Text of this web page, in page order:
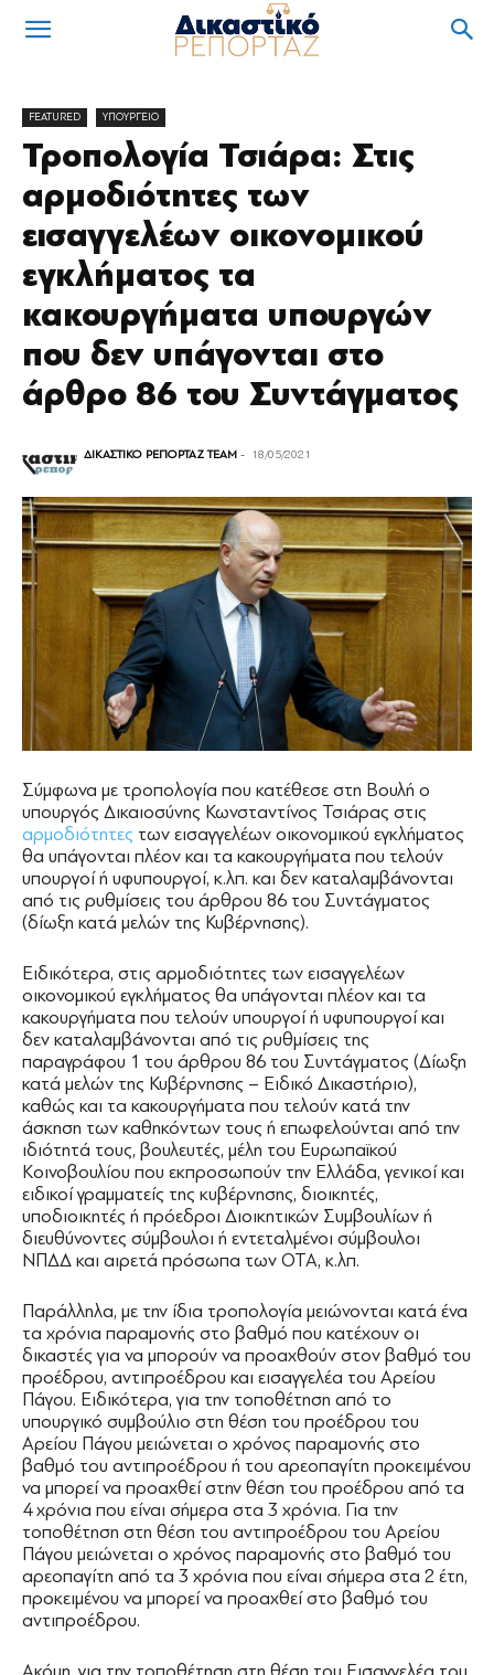
FEATURED ΥΠΟΥΡΓΕΙΟ
Τροπολογία Τσιάρα: Στις
αρμοδιότητες των
εισαγγελέων οικονομικού
εγκλήματος τα
κακουργήματα υπουργών
που δεν υπάγονται στο
άρθρο 86 του Συντάγματος
ΔΙΚΑΣΤΙΚΟ ΡΕΠΟΡΤΑΖ TEAM - 18/05/2021
Σύμφωνα με τροπολογία που κατέθεσε στη Βουλή ο
υπουργός Δικαιοσύνης Κωνσταντίνος Τσιάρας στις
αρμοδιότητες των εισαγγελέων οικονομικού εγκλήματος
θα υπάγονται πλέον και τα κακουργήματα που τελούν
υπουργοί ή υφυπουργοί, κ.λπ. και δεν καταλαμβάνονται
από τις ρυθμίσεις του άρθρου 86 του Συντάγματος
(δίωξη κατά μελών της Κυβέρνησης).
Ειδικότερα, στις αρμοδιότητες των εισαγγελέων
οικονομικού εγκλήματος θα υπάγονται πλέον και τα
κακουργήματα που τελούν υπουργοί ή υφυπουργοί και
δεν καταλαμβάνονται από τις ρυθμίσεις της
παραγράφου 1 του άρθρου 86 του Συντάγματος (Δίωξη
κατά μελών της Κυβέρνησης – Ειδικό Δικαστήριο),
καθώς και τα κακουργήματα που τελούν κατά την
άσκηση των καθηκόντων τους ή επωφελούνται από την
ιδιότητά τους, βουλευτές, μέλη του Ευρωπαϊκού
Κοινοβουλίου που εκπροσωπούν την Ελλάδα, γενικοί και
ειδικοί γραμματείς της κυβέρνησης, διοικητές,
υποδιοικητές ή πρόεδροι Διοικητικών Συμβουλίων ή
διευθύνοντες σύμβουλοι ή εντεταλμένοι σύμβουλοι
ΝΠΔΔ και αιρετά πρόσωπα των ΟΤΑ, κ.λπ.
Παράλληλα, με την ίδια τροπολογία μειώνονται κατά ένα
τα χρόνια παραμονής στο βαθμό που κατέχουν οι
δικαστές για να μπορούν να προαχθούν στον βαθμό του
προέδρου, αντιπροέδρου και εισαγγελέα του Αρείου
Πάγου. Ειδικότερα, για την τοποθέτηση από το
υπουργικό συμβούλιο στη θέση του προέδρου του
Αρείου Πάγου μειώνεται ο χρόνος παραμονής στο
βαθμό του αντιπροέδρου ή του αρεοπαγίτη προκειμένου
να μπορεί να προαχθεί στην θέση του προέδρου από τα
4 χρόνια που είναι σήμερα στα 3 χρόνια. Για την
τοποθέτηση στη θέση του αντιπροέδρου του Αρείου
Πάγου μειώνεται ο χρόνος παραμονής στο βαθμό του
αρεοπαγίτη από τα 3 χρόνια που είναι σήμερα στα 2 έτη,
προκειμένου να μπορεί να προαχθεί στο βαθμό του
αντιπροέδρου.